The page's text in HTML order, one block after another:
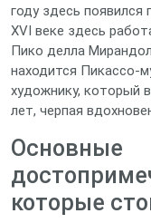
году здесь появился
XVI веке здесь
Пико делла
находится Пикассо-
художнику, который
лет, черпая
Основные
которые